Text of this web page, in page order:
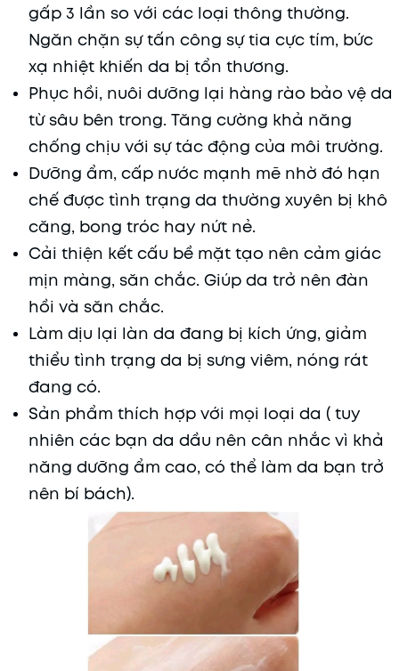
gấp 3 lần so với các loại thông thường.
Ngăn chặn sự tấn công sự tia cực tím, bức
xạ nhiệt khiến da bị tổn thương.
Phục hồi, nuôi dưỡng lại hàng rào bảo vệ da
từ sâu bên trong. Tăng cường khả năng
chống chịu với sự tác động của môi trường.
Dưỡng ẩm, cấp nước mạnh mẽ nhờ đó hạn
chế được tình trạng da thường xuyên bị khô
căng, bong tróc hay nứt nẻ.
Cải thiện kết cấu bề mặt tạo nên cảm giác
mịn màng, săn chắc. Giúp da trở nên đàn
hồi và săn chắc.
Làm dịu lại làn da đang bị kích ứng, giảm
thiểu tình trạng da bị sưng viêm, nóng rát
đang có.
Sản phẩm thích hợp với mọi loại da ( tuy
nhiên các bạn da dầu nên cân nhắc vì khả
năng dưỡng ẩm cao, có thể làm da bạn trở
nên bí bách).